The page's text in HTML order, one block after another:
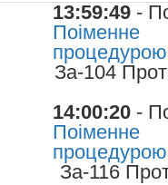
13:59:49 -
Поіменне
За-104
14:00:20 -
Поіменне
За-116